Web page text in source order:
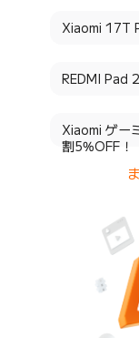
Xiaomi 17T
REDMI Pad
Xiaomi ゲー
割5%OFF！